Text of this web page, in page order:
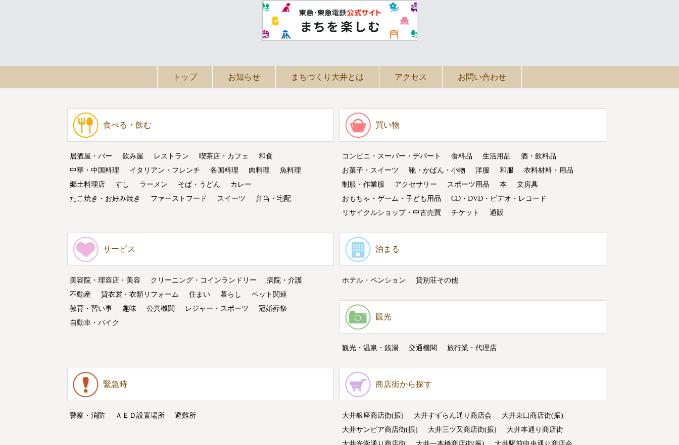
トップ お知らせ まちづくり大井とは アクセス お問い合わせ
食べる・飲む
居酒屋・バー 飲み屋 レストラン 喫茶店・カフェ
和食
中華・中国料理
イタリアン・フレンチ 各国料理 肉料理
魚料理
郷土料理店
すし ラーメン そば・うどん
カレー
たこ焼き・お好み焼き
ファーストフード スイーツ 弁当・宅配
買い物
コンビニ・スーパー・デパート 食料品 生活用品
酒・飲料品
お菓子・スイーツ
靴・かばん・小物 洋服 和服
衣料材料・用品
制服・作業服
アクセサリー スポーツ用品 本
文房具
おもちゃ・ゲーム・子ども用品
CD・DVD・ビデオ・レコード
リサイクルショップ・中古売買
チケット 通販
サービス
美容院・理容店・美容 クリーニング・コインランドリー
病院・介護
不動産
貸衣裳・衣類リフォーム 住まい 暮らし
ペット関連
教育・習い事
趣味 公共機関 レジャー・スポーツ
冠婚葬祭
自動車・バイク
泊まる
ホテル・ペンション 貸別荘その他
観光
観光・温泉・銭湯 交通機関 旅行業・代理店
緊急時
警察・消防 ＡＥＤ設置場所 避難所
商店街から探す
大井銀座商店街(振) 大井すずらん通り商店会
大井東口商店街(振)
大井サンピア商店街(振)
大井三ツ又商店街(振)
大井本通り商店街